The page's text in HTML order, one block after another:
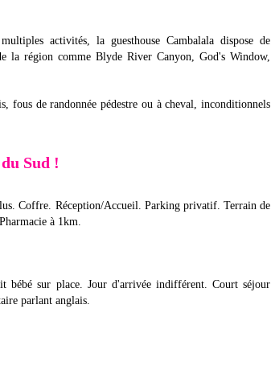
activités, la guesthouse Cambalala dispose de
la région comme Blyde River Canyon, God's Window,
fous de randonnée pédestre ou à cheval, inconditionnels
Sud !
Coffre. Réception/Accueil. Parking privatif. Terrain de
à 1km.
bébé sur place. Jour d'arrivée indifférent. Court séjour
parlant anglais.